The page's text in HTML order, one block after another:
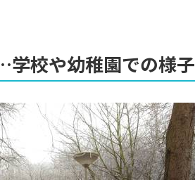
校や幼稚園での様子